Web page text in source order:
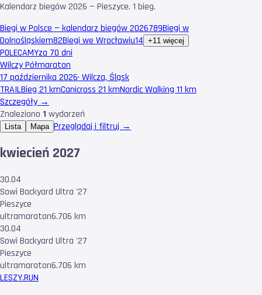
Kalendarz biegów 2026 — Pieszyce. 1 bieg.
Biegi w Polsce — kalendarz biegów 2026789Biegi w
Dolnośląskiem82Biegi we Wrocławiu14 +11 więcej
POLECAMYza 70 dni
Wilczy Półmaraton
17 października 2026· Wilcza, Śląsk
TRAILBieg 21 kmCanicross 21 kmNordic Walking 11 km
Szczegóły →
Znaleziono 1 wydarzeń
Lista Mapa Przeglądaj i filtruj →
kwiecień 2027
30.04
Sowi Backyard Ultra '27
Pieszyce
ultramaraton6.706 km
30.04
Sowi Backyard Ultra '27
Pieszyce
ultramaraton6.706 km
LESZY.RUN